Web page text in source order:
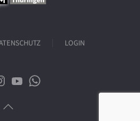
LOGIN